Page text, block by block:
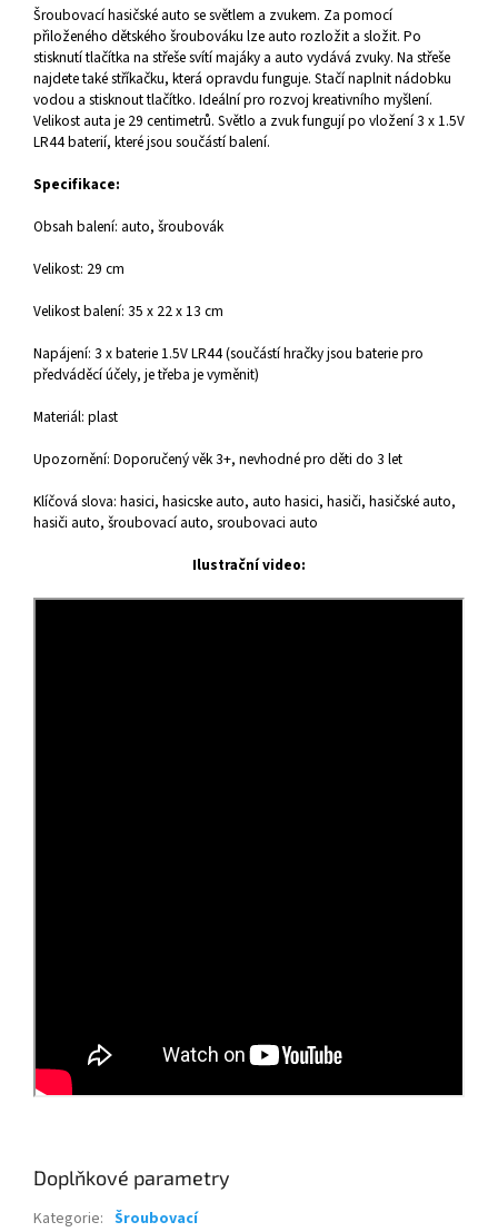
Šroubovací hasičské auto se světlem a zvukem. Za pomocí
přiloženého dětského šroubováku lze auto rozložit a složit. Po
stisknutí tlačítka na střeše svítí majáky a auto vydává zvuky. Na střeše
najdete také stříkačku, která opravdu funguje. Stačí naplnit nádobku
vodou a stisknout tlačítko. Ideální pro rozvoj kreativního myšlení.
Velikost auta je 29 centimetrů. Světlo a zvuk fungují po vložení 3 x 1.5V
LR44 baterií, které jsou součástí balení.
Specifikace:
Obsah balení: auto, šroubovák
Velikost: 29 cm
Velikost balení: 35 x 22 x 13 cm
Napájení: 3 x baterie 1.5V LR44 (součástí hračky jsou baterie pro
předváděcí účely, je třeba je vyměnit)
Materiál: plast
Upozornění: Doporučený věk 3+, nevhodné pro děti do 3 let
Klíčová slova: hasici, hasicske auto, auto hasici, hasiči, hasičské auto,
hasiči auto, šroubovací auto, sroubovaci auto
Ilustrační video:
Doplňkové parametry
Kategorie: Šroubovací